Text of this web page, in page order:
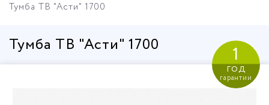
Тумба ТВ "Асти" 1700
Тумба ТВ "Асти" 1700 1
год
гарантии